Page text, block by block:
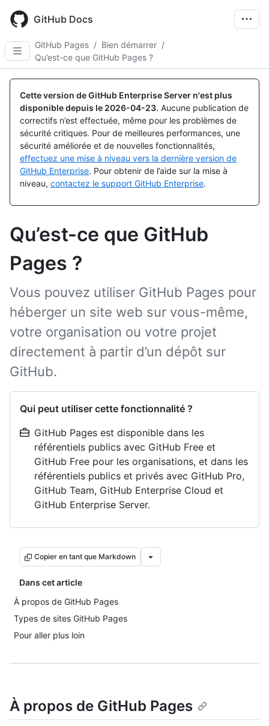
main
content
GitHub Docs
GitHub Pages / Bien démarrer /
Qu’est-ce que GitHub Pages ?
Cette version de GitHub Enterprise Server n'est plus
disponible depuis le 2026-04-23. Aucune publication de
correctifs n’est effectuée, même pour les problèmes de
sécurité critiques. Pour de meilleures performances, une
sécurité améliorée et de nouvelles fonctionnalités,
effectuez une mise à niveau vers la dernière version de
GitHub Enterprise. Pour obtenir de l’aide sur la mise à
niveau, contactez le support GitHub Enterprise.
Qu’est-ce que GitHub
Pages ?
Vous pouvez utiliser GitHub Pages pour
héberger un site web sur vous-même,
votre organisation ou votre projet
directement à partir d’un dépôt sur
GitHub.
Qui peut utiliser cette fonctionnalité ?
GitHub Pages est disponible dans les
référentiels publics avec GitHub Free et
GitHub Free pour les organisations, et dans les
référentiels publics et privés avec GitHub Pro,
GitHub Team, GitHub Enterprise Cloud et
GitHub Enterprise Server.
Copier en tant que Markdown
Dans cet article
À propos de GitHub Pages
Types de sites GitHub Pages
Pour aller plus loin
À propos de GitHub Pages